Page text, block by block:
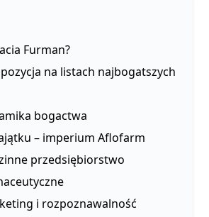
Furman?
na listach najbogatszych
bogactwa
– imperium Aflofarm
przedsiębiorstwo
i rozpoznawalność